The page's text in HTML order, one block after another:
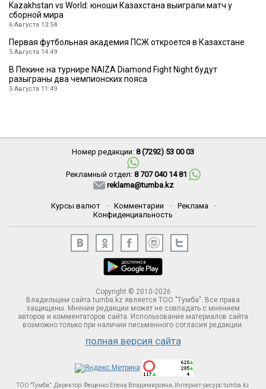
Kazakhstan vs World: юноши Казахстана выиграли матч у
сборной мира
6 Августа 13:54
Первая футбольная академия ПСЖ откроется в Казахстане
5 Августа 14:49
В Пекине на турнире NAIZA Diamond Fight Night будут
разыграны два чемпионских пояса
5 Августа 11:49
Номер редакции: 8 (7292) 53 00 03
Рекламный отдел: 8 707 040 14 81
reklama@tumba.kz
Курсы валют · Комментарии · Реклама
·
Конфиденциальность
Copyright © 2010-2026
Владельцем сайта tumba.kz является ТОО "Тумба". Все права
защищены. Мнение редакции может не совпадать с мнением
авторов и комментаторов сайта. Использование материалов сайта
возможно только при наличии письменного согласия редакции.
полная версия сайта
ТОО "Тумба". Директор: Фещенко Елена Владимировна, Интернет-ресурс tumba.kz